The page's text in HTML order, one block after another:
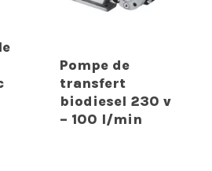
Pompe de
transfert
biodiesel 230 v
– 100 l/min